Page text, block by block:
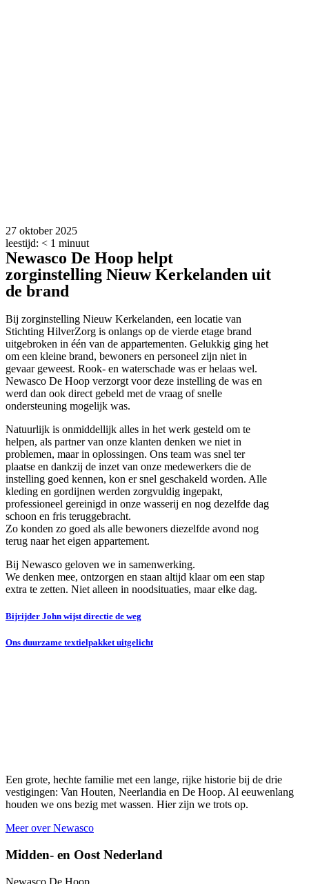
27 oktober 2025
leestijd: < 1 minuut
Newasco De Hoop helpt
zorginstelling Nieuw Kerkelanden uit
de brand
Bij zorginstelling Nieuw Kerkelanden, een locatie van
Stichting HilverZorg is onlangs op de vierde etage brand
uitgebroken in één van de appartementen. Gelukkig ging het
om een kleine brand, bewoners en personeel zijn niet in
gevaar geweest. Rook- en waterschade was er helaas wel.
Newasco De Hoop verzorgt voor deze instelling de was en
werd dan ook direct gebeld met de vraag of snelle
ondersteuning mogelijk was.
Natuurlijk is onmiddellijk alles in het werk gesteld om te
helpen, als partner van onze klanten denken we niet in
problemen, maar in oplossingen. Ons team was snel ter
plaatse en dankzij de inzet van onze medewerkers die de
instelling goed kennen, kon er snel geschakeld worden. Alle
kleding en gordijnen werden zorgvuldig ingepakt,
professioneel gereinigd in onze wasserij en nog dezelfde dag
schoon en fris teruggebracht.
Zo konden zo goed als alle bewoners diezelfde avond nog
terug naar het eigen appartement.
Bij Newasco geloven we in samenwerking.
We denken mee, ontzorgen en staan altijd klaar om een stap
extra te zetten. Niet alleen in noodsituaties, maar elke dag.
Bijrijder John wijst directie de weg
Ons duurzame textielpakket uitgelicht
Een grote, hechte familie met een lange, rijke historie bij de drie
vestigingen: Van Houten, Neerlandia en De Hoop. Al eeuwenlang
houden we ons bezig met wassen. Hier zijn we trots op.
Meer over Newasco
Midden- en Oost Nederland
Newasco De Hoop